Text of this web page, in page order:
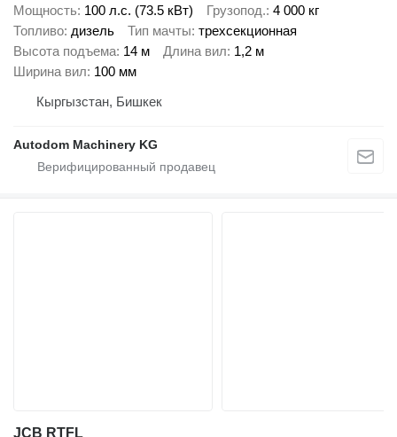
Мощность 100 л.с. (73.5 кВт) Грузопод. 4 000 кг
Топливо дизель Тип мачты трехсекционная
Высота подъема 14 м Длина вил 1,2 м
Ширина вил 100 мм
Кыргызстан, Бишкек
Autodom Machinery KG
JCB RTFL